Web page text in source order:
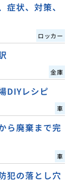
状、対策、
ロッカー
金庫
DIYレシピ
車
ら廃棄まで完
車
犯の落とし穴